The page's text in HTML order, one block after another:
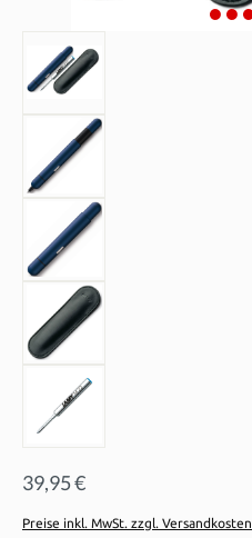
39,95 €
Preise inkl. MwSt. zzgl. Versandkosten